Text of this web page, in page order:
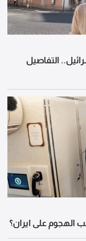
التفاصيل
الهجوم على ايران؟